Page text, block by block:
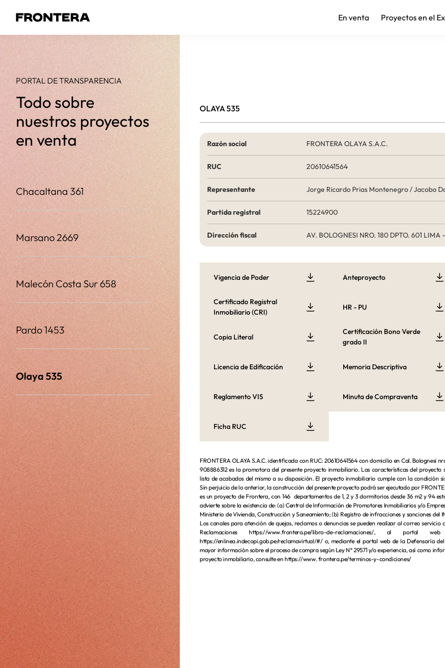
En venta Proyectos en el
PORTAL DE TRANSPARENCIA
Todo sobre
nuestros proyectos
en venta
Chacaltana 361
Marsano 2669
Malecón Costa Sur 658
Pardo 1453
Olaya 535
OLAYA 535
Razón social FRONTERA OLAYA S.A.C.
RUC 20610641564
Representante Jorge Ricardo Prias Montenegro / Jacobo
Partida registral 15224900
Dirección fiscal AV. BOLOGNESI NRO. 180 DPTO. 601 LIMA
Vigencia de Poder Anteproyecto
Certificado Registral
Inmobiliario (CRI)
HR - PU
Copia Literal
Certificación Bono Verde
grado II
Licencia de Edificación Memoria Descriptiva
Reglamento VIS Minuta de Compraventa
Ficha RUC
FRONTERA OLAYA S.A.C. identificada con RUC: 20610641564 con domicilio en Cal. Bolognesi
908886312 es la promotora del presente proyecto inmobiliario. Las características del
lista de acabados del mismo a su disposición. El proyecto inmobiliario cumple con la condición
Sin perjuicio de lo anterior, la construcción del presente proyecto podrá ser ejecutado por
es un proyecto de Frontera, con 146 departamentos de 1, 2 y 3 dormitorios desde 36 m2 y 94
advierte sobre la existencia de: (a) Central de Información de Promotores Inmobiliarios y/o
Ministerio de Vivienda, Construcción y Saneamiento; (b) Registro de infracciones y sanciones del
Los canales para atención de quejas, reclamos o denuncias se pueden realizar al correo
Reclamaciones https://www.frontera.pe/libro-de-reclamaciones/, al portal
https://enlinea.indecopi.gob.pe/reclamavirtual/#/ o, mediante el portal web de la Defensoría
mayor información sobre el proceso de compra según Ley N° 29571 y/o experiencia, así como
proyecto inmobiliario, consulte en https://www. frontera.pe/terminos-y-condiciones/